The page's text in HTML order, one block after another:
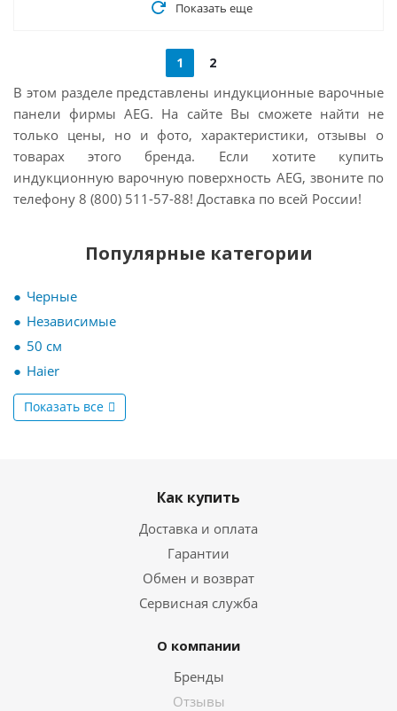
Показать еще
1 2
В этом разделе представлены индукционные варочные
панели фирмы AEG. На сайте Вы сможете найти не
только цены, но и фото, характеристики, отзывы о
товарах этого бренда. Если хотите
купить
индукционную варочную поверхность AEG, звоните по
телефону 8 (800) 511-57-88! Доставка по всей России!
Популярные категории
Черные
Независимые
50 см
Haier
Показать все
Как купить
Доставка и оплата
Гарантии
Обмен и возврат
Сервисная служба
О компании
Бренды
Отзывы